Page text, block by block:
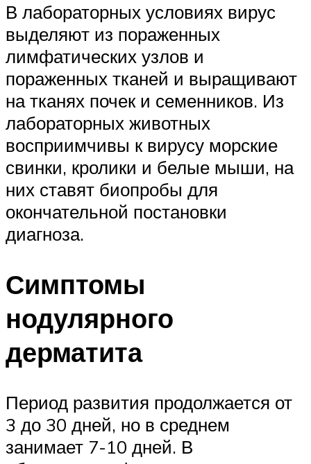
В лабораторных условиях вирус
выделяют из пораженных
лимфатических узлов и
пораженных тканей и выращивают
на тканях почек и семенников. Из
лабораторных животных
восприимчивы к вирусу морские
свинки, кролики и белые мыши, на
них ставят биопробы для
окончательной постановки
диагноза.
Симптомы
нодулярного
дерматита
Период развития продолжается от
3 до 30 дней, но в среднем
занимает 7-10 дней. В